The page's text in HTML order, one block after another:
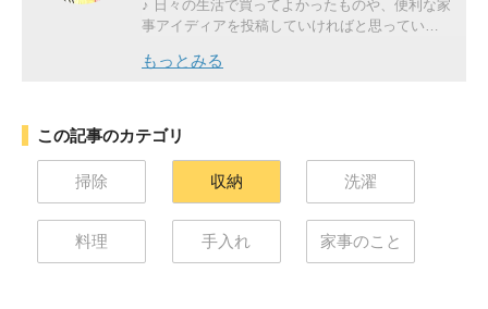
♪ 日々の生活で買ってよかったものや、便利な家
事アイディアを投稿していければと思っていま
もっとみる
この記事のカテゴリ
掃除 収納 洗濯
料理 手入れ 家事のこと